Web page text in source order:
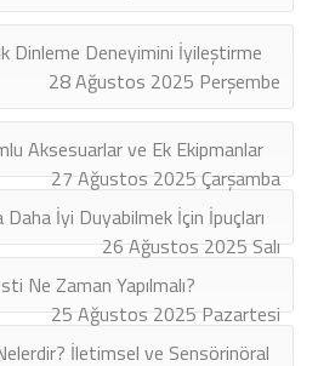
Dinleme Deneyimini İyileştirme
28 Ağustos 2025 Perşembe
Aksesuarlar ve Ek Ekipmanlar
27 Ağustos 2025 Çarşamba
İyi Duyabilmek İçin İpuçları
26 Ağustos 2025 Salı
Ne Zaman Yapılmalı?
25 Ağustos 2025 Pazartesi
İletimsel ve Sensörinöral